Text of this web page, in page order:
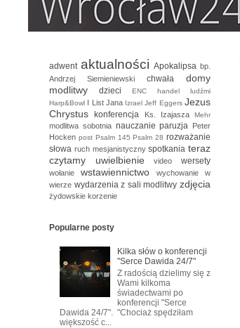
adwent aktualności Apokalipsa bp.
Andrzej Siemieniewski
chwała
domy
modlitwy
dzieci ENC
handel ludźmi
Harp&Bowl I List Jana Izrael Jeff Eggers Jezus
Chrystus
konferencja Ks. Izajasza Mehr
modlitwa sobotnia nauczanie paruzja Peter
Hocken post Psalm 145 Psalm 28 rozważanie
słowa ruch mesjanistyczny spotkania teraz
czytamy
uwielbienie video wersety
wołanie wstawiennictwo
wychowanie w
wierze wydarzenia z sali modlitwy zdjęcia
żydowskie korzenie
Popularne posty
Kilka słów o konferencji
"Serce Dawida 24/7"
Z radością dzielimy się z
Wami kilkoma
świadectwami po
konferencji "Serce
Dawida 24/7". "Chociaż spędziłam
większość c...